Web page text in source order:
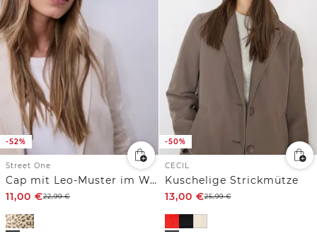
-52%
Street One
Cap mit Leo-Muster im Washed-Look
11,00 €22,99€
-50%
CECIL
Kuschelige Strickmütze
13,00 €25,99€